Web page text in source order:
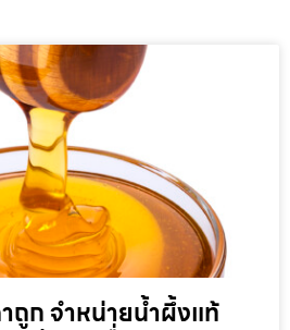
ถูก จำหน่ายน้ำผึ้งแท้